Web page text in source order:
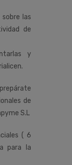
las
de
y
de
S.L
( 6
para la